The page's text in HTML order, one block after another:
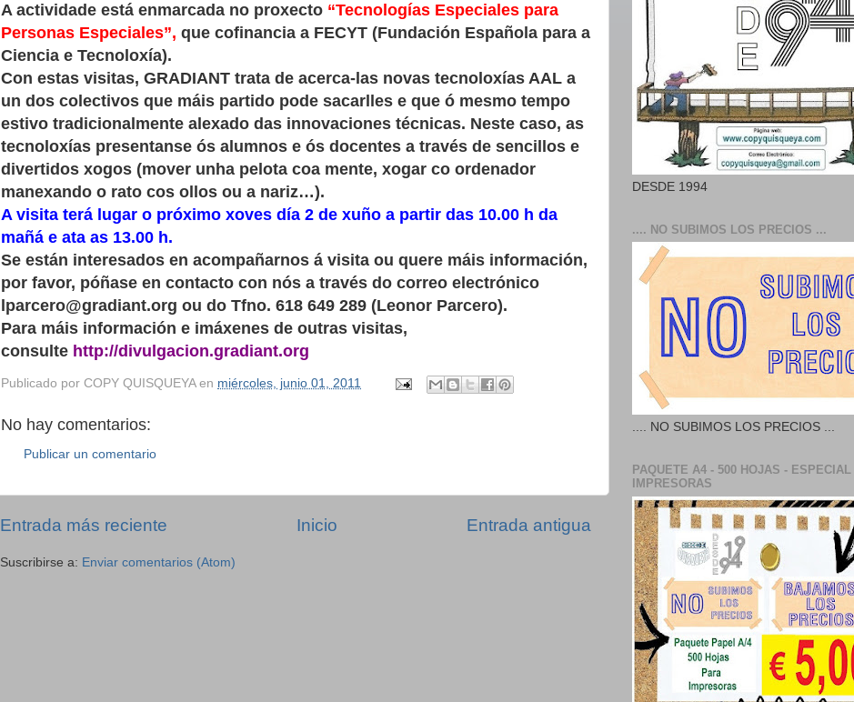
A actividade está enmarcada no proxecto “Tecnologías Especiales para
Personas Especiales”, que cofinancia a FECYT (Fundación Española para a
Ciencia e Tecnoloxía).
Con estas visitas, GRADIANT trata de acerca-las novas tecnoloxías AAL a
un dos colectivos que máis partido pode sacarlles e que ó mesmo tempo
estivo tradicionalmente alexado das innovaciones técnicas. Neste caso, as
tecnoloxías presentanse ós alumnos e ós docentes a través de sencillos e
divertidos xogos (mover unha pelota coa mente, xogar co ordenador
manexando o rato cos ollos ou a nariz…).
A visita terá lugar o próximo xoves día 2 de xuño a partir das 10.00 h da
mañá e ata as 13.00 h.
Se están interesados en acompañarnos á visita ou quere máis información,
por favor, póñase en contacto con nós a través do correo electrónico
lparcero@gradiant.org ou do Tfno. 618 649 289 (Leonor Parcero).
Para máis información e imáxenes de outras visitas,
consulte http://divulgacion.gradiant.org
Publicado por COPY QUISQUEYA en miércoles, junio 01, 2011
No hay comentarios:
Publicar un comentario
Entrada más reciente Entrada antigua
Inicio
Suscribirse a: Enviar comentarios (Atom)
DESDE 1994
.... NO SUBIMOS LOS PRECIOS ...
.... NO SUBIMOS LOS PRECIOS ...
PAQUETE A4 - 500 HOJAS - ESPECIAL
IMPRESORAS